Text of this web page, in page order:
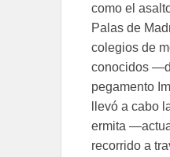
como el
Palas de
colegios de
conocidos
pegamento
llevó a cabo
ermita
recorrido a